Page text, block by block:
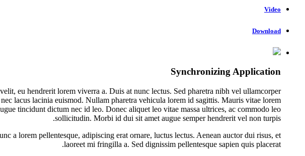
Video
Download
SynchronizingApplication
eu hendrerit lorem viverra a. Duis at nunc lectus. Sed pharetra nibh vel ullamcorper
lacus lacinia euismod. Nullam pharetra vehicula lorem id sagittis. Mauris vitae lorem
tincidunt dictum nec id leo. Donec aliquet leo vitae massa ultrices, ac commodo leo
sollicitudin. Morbi id dui sit amet augue semper hendrerit vel non turpis.
a lorem pellentesque, adipiscing erat ornare, luctus lectus. Aenean auctor dui risus, et
laoreet mi fringilla a. Sed dignissim pellentesque sapien quis placerat.